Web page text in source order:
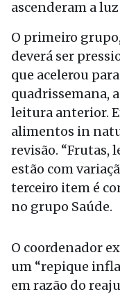
ascenderam a
O primeiro
deverá ser
que acelerou
quadrissemana,
leitura anterior.
alimentos in
revisão. “Frutas,
estão com
terceiro item é
no grupo Saúde.
O coordenador
um “repique
em razão do